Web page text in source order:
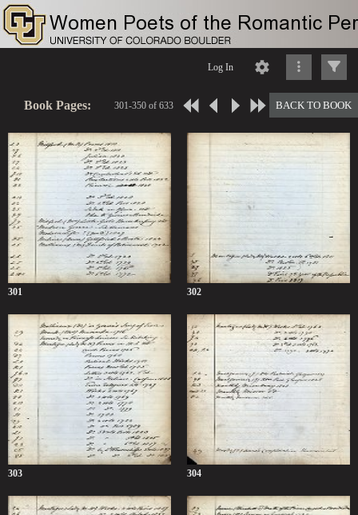
Log In
Book Pages: BACK TO BOOK
301-350 of 633
301 302
303 304